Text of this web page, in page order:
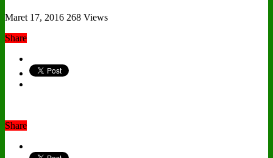
Maret 17, 2016 268 Views
Share
Share